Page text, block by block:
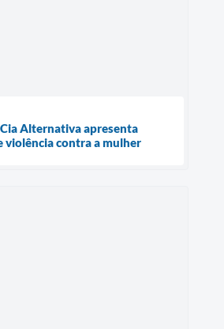
Alternativa apresenta
violência contra a mulher